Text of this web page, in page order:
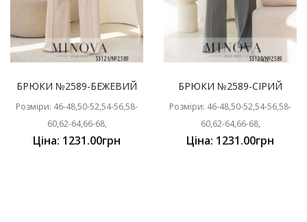
БРЮКИ №2589-БЕЖЕВИЙ
Розміри: 46-48,50-52,54-56,58-
60,62-64,66-68,
Ціна: 1231.00грн
БРЮКИ №2589-СІРИЙ
Розміри: 46-48,50-52,54-56,58-
60,62-64,66-68,
Ціна: 1231.00грн